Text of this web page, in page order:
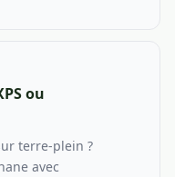
ou
terre-plein ?
avec